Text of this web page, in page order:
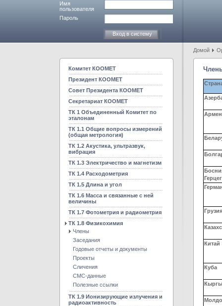
Имя
пользователя
Пароль
Домой
Комитет КООМЕТ
Президент КООМЕТ
Совет Президента КООМЕТ
Секретариат КООМЕТ
ТК 1 Объединенный Комитет по
эталонам
ТК 1.1 Общие вопросы измерений
(общая метрология)
ТК 1.2 Акустика, ультразвук,
вибрация
ТК 1.3 Электричество и магнетизм
ТК 1.4 Расходометрия
ТК 1.5 Длина и угол
ТК 1.6 Масса и связанные с ней
величины
ТК 1.7 Фотометрия и радиометрия
ТК 1.8 Физикохимия
Члены
Заседания
Годовые отчеты и документы
Проекты
Сличения
CMC-данные
Полезные ссылки
ТК 1.9 Ионизирующие излучения и
радиоактивность
Грузия
Китай
Куба